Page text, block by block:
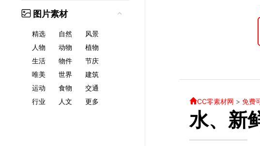
图片素材
精选 自然
风景
人物
动物
植物
生活
物件
节庆
唯美
世界
建筑
运动
食物
交通
行业
人文 更多 CC零素材网 > 免费
水、新